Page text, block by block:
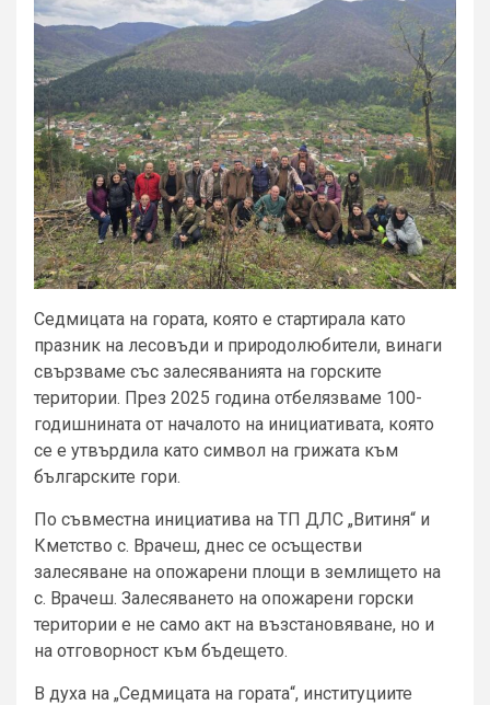
Седмицата на гората, която е стартирала като
празник на лесовъди и природолюбители, винаги
свързваме със залесяванията на горските
територии. През 2025 година отбелязваме 100-
годишнината от началото на инициативата, която
се е утвърдила като символ на грижата към
българските гори.
По съвместна инициатива на ТП ДЛС „Витиня“ и
Кметство с. Врачеш, днес се осъществи
залесяване на опожарени площи в землището на
с. Врачеш. Залесяването на опожарени горски
територии е не само акт на възстановяване, но и
на отговорност към бъдещето.
В духа на „Седмицата на гората“, институциите